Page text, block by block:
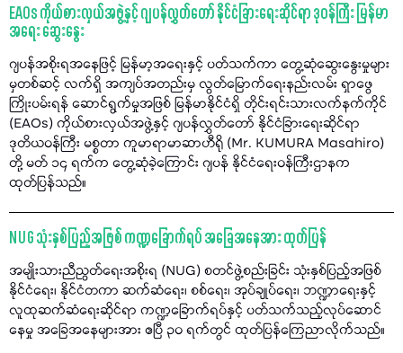
EAOs ကိုယ်စားလှယ်အဖွဲ့နှင့် ဂျပန်လွှတ်တော် နိုင်ငံခြားရေးဆိုင်ရာ ဒုဝန်ကြီး မြန်မာ
အရေး ဆွေးနွေး
ဂျပန်အစိုးရအနေဖြင့် မြန်မာ့အရေးနှင့် ပတ်သက်ကာ တွေ့ဆုံဆွေးနွေးမှုများ
မှတစ်ဆင့် လက်ရှိ အကျပ်အတည်းမှ လွတ်မြောက်ရေးနည်းလမ်း ရှာဖွေ
ကြိုးပမ်းရန် ဆောင်ရွက်မှုအဖြစ် မြန်မာနိုင်ငံရှိ တိုင်းရင်းသားလက်နက်ကိုင်
(EAOs) ကိုယ်စားလှယ်အဖွဲ့နှင့် ဂျပန်လွှတ်တော် နိုင်ငံခြားရေးဆိုင်ရာ
ဒုတိယဝန်ကြီး မစ္စတာ ကူမာရာမာဆာဟီရို (Mr. KUMURA Masahiro)
တို့ မတ် ၁၄ ရက်က တွေ့ဆုံခဲ့ကြောင်း ဂျပန် နိုင်ငံရေးဝန်ကြီးဌာနက
ထုတ်ပြန်သည်။
NUG သုံးနှစ်ပြည့်အဖြစ် ကဏ္ဍခြောက်ရပ် အခြေအနေအား ထုတ်ပြန်
အမျိုးသားညီညွတ်ရေးအစိုးရ (NUG) စတင်ဖွဲ့စည်းခြင်း သုံးနှစ်ပြည့်အဖြစ်
နိုင်ငံရေး၊ နိုင်ငံတကာ ဆက်ဆံရေး၊ စစ်ရေး၊ အုပ်ချုပ်ရေး၊ ဘဏ္ဍာရေးနှင့်
လူထုဆက်ဆံရေးဆိုင်ရာ ကဏ္ဍခြောက်ရပ်နှင့် ပတ်သက်သည့်လုပ်ဆောင်
နေမှု အခြေအနေများအား ဧပြီ ၃၀ ရက်တွင် ထုတ်ပြန်ကြေညာလိုက်သည်။